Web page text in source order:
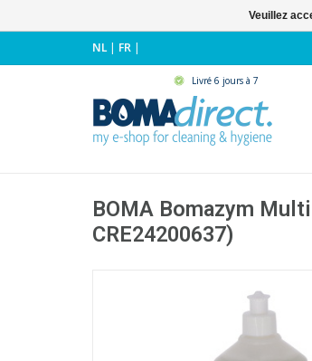
NL| FR |
Livré 6 jours à 7
BOMA Bomazym Multi
CRE24200637)
Veuillez